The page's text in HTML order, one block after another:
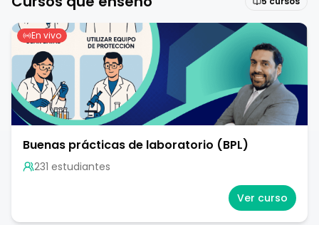
En vivo
Buenas prácticas de laboratorio (BPL)
231 estudiantes
Ver curso